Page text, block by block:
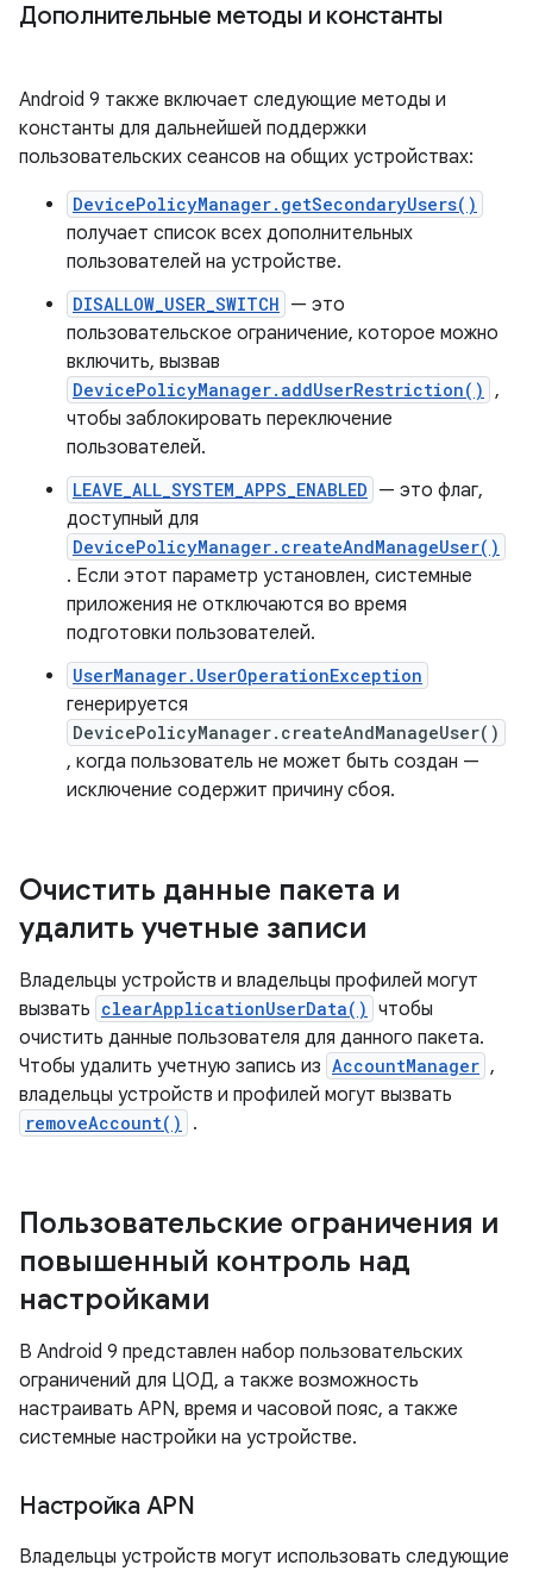
Дополнительные методы и константы
Android 9 также включает следующие методы и
константы для дальнейшей поддержки
пользовательских сеансов на общих устройствах:
DevicePolicyManager.getSecondaryUsers()
получает список всех дополнительных
пользователей на устройстве.
DISALLOW_USER_SWITCH — это
пользовательское ограничение, которое можно
включить, вызвав
DevicePolicyManager.addUserRestriction() ,
чтобы заблокировать переключение
пользователей.
LEAVE_ALL_SYSTEM_APPS_ENABLED — это флаг,
доступный для
DevicePolicyManager.createAndManageUser()
. Если этот параметр установлен, системные
приложения не отключаются во время
подготовки пользователей.
UserManager.UserOperationException
генерируется
DevicePolicyManager.createAndManageUser()
, когда пользователь не может быть создан —
исключение содержит причину сбоя.
Очистить данные пакета и
удалить учетные записи
Владельцы устройств и владельцы профилей могут
вызвать clearApplicationUserData() чтобы
очистить данные пользователя для данного пакета.
Чтобы удалить учетную запись из AccountManager ,
владельцы устройств и профилей могут вызвать
removeAccount() .
Пользовательские ограничения и
повышенный контроль над
настройками
В Android 9 представлен набор пользовательских
ограничений для ЦОД, а также возможность
настраивать APN, время и часовой пояс, а также
системные настройки на устройстве.
Настройка APN
Владельцы устройств могут использовать следующие